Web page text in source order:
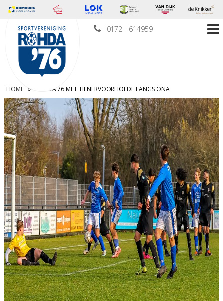
0172 - 614959
HOME » ROHDA’76 MET TIENERVOORHOEDE LANGS ONA